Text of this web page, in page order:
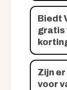
Biedt
gratis
Zijn
voor